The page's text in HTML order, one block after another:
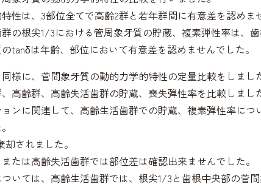
性は、3部位全てで高齢2群と若年群間に有意差を認めま
の根尖1/3における管周象牙質の貯蔵、複素弾性率は、
tanδは年齢、部位において有意差を認めませんでした。
様に、菅間象牙質の動的力学的特性の定量比較をしまし
高齢群、高齢失活歯群の貯蔵、喪失弾性率を比較しまし
ンに関連して、高齢生活歯群での貯蔵、複素弾性率に
されました。
たは高齢失活歯群では部位差は確認出来ませんでした。
いては、高齢生活歯群では、根尖1/3と歯根中央部の菅